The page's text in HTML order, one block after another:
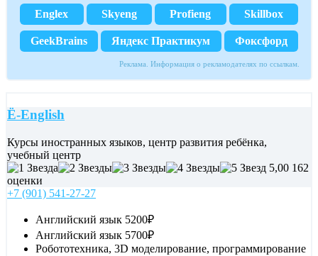
Englex Skyeng Profieng Skillbox
GeekBrains Яндекс Практикум Фоксфорд
Реклама. Информация о рекламодателях по ссылкам.
Ё-English
Курсы иностранных языков, центр развития ребёнка,
учебный центр
5,00 162
оценки
+7 (901) 541-27-27
Английский язык 5200₽
Английский язык 5700₽
Робототехника, 3D моделирование, программирование